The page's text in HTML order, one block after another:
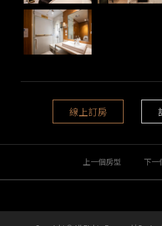
線上訂房
上一個房型 下一